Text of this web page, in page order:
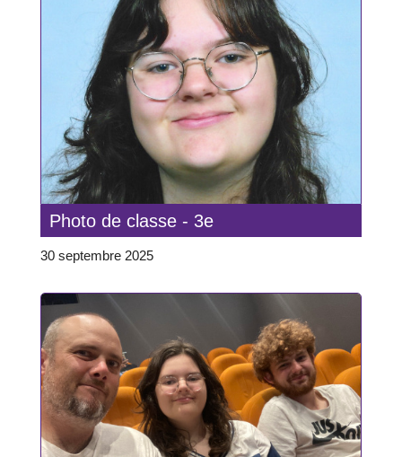
Photo de classe - 3e
30 septembre 2025